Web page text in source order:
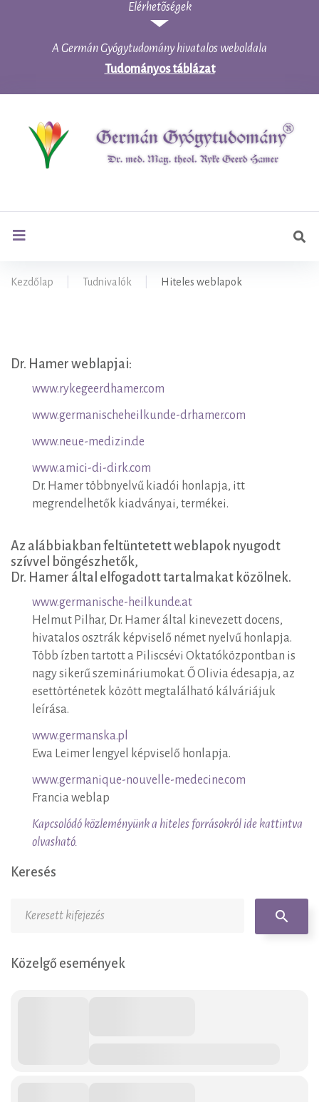
A Germán Gyógytudomány hivatalos weboldala
Tudományos táblázat
Kezdőlap Tudnivalók Hiteles weblapok
weblapok
Dr. Hamer weblapjai:
www.rykegeerdhamer.com
www.germanischeheilkunde-drhamer.com
www.neue-medizin.de
www.amici-di-dirk.com
Dr. Hamer többnyelvű kiadói honlapja, itt
megrendelhetők kiadványai, termékei.
Az alábbiakban feltüntetett weblapok nyugodt
szívvel böngészhetők,
Dr. Hamer által elfogadott tartalmakat közölnek.
www.germanische-heilkunde.at
Helmut Pilhar, Dr. Hamer által kinevezett docens,
hivatalos osztrák képviselő német nyelvű honlapja.
Több ízben tartott a Piliscsévi Oktatóközpontban is
nagy sikerű szemináriumokat. Ő Olivia édesapja, az
esettörténetek között megtalálható kálváriájuk
leírása.
www.germanska.pl
Ewa Leimer lengyel képviselő honlapja.
www.germanique-nouvelle-medecine.com
Francia weblap
Kapcsolódó közleményünk a hiteles forrásokról ide kattintva
olvasható.
Keresés
search
Közelgő események
Elérhetõségek